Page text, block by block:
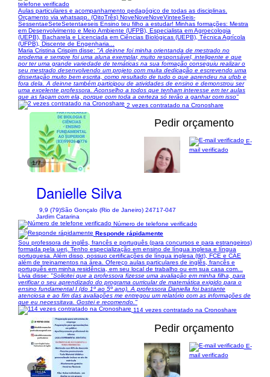
telefone verificado
Aulas particulares e acompanhamento pedagógico de todas as disciplinas.
Orçamento via whatsapp. (OitoTrês) NoveNoveNoveVinteeSeis-
SessentaeSeteSetentaeseis Ensino teu filho a estudar! Minhas formações: Mestra
em Desenvolvimento e Meio Ambiente (UFPB), Especialista em Agroecologia
(UEPB), Bacharela e Licenciada em Ciências Biológicas (UEPB), Técnica Agrícola
(UFPB), Discente de Engenharia...
Maria Cristina Crispim disse: "A deinne foi minha orientanda de mestrado no
prodema e sempre foi uma aluna exemplar, muito responsável, inteligente e que
por ter uma grande variedade de temáticas na sua formação conseguiu realizar o
seu mestrado desenvolvendo um projeto com muita dedicação e escrevendo uma
dissertação muito bem escrita, como resultado de tudo o que aprendeu na ufpb e
fora dela. A deinne também participou de atividades de ensino e demonstrou ser
uma excelente professora. Aconselho a todos que tenham interesse em ter aulas
que as façam com ela, porque com toda a certeza só terão a ganhar com isso"
2 vezes contratado na Cronoshare
1/7
Pedir orçamento
Danielle Silva
9,9 (79)São Gonçalo (Rio de Janeiro) 24717-047
Jardim Catarina
E-
mail verificado
Número de telefone verificado
Responde rápidamente
Sou professora de inglês, francês e português (para concursos e para estrangeiros)
formada pela uerj. Tenho especialização em ensino de língua inglesa e língua
portuguesa. Além disso, possuo certificações de língua inglesa (tkt), FCE e CAE
além de treinamentos na área. Ofereço aulas particulares de inglês, francês e
português em minha residência, em seu local de trabalho ou em sua casa com...
Livia disse: "Solicitei que a professora fizesse uma avaliação em minha filha, para
verificar o seu aprendizado do programa curricular de matemática exigido para o
ensino fundamental I (do 1º ao 5º ano). A professora Daniella foi bastante
atenciosa e ao fim das avaliações me entregou um relatório com as informações de
que eu necessitava. Gostei e recomendo."
114 vezes contratado na Cronoshare
1/2
Pedir orçamento
E-
mail verificado